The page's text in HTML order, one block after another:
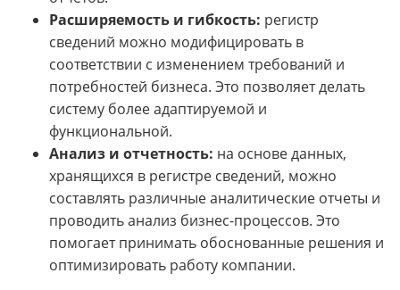
Расширяемость и гибкость: регистр
сведений можно модифицировать в
соответствии с изменением требований и
потребностей бизнеса. Это позволяет делать
систему более адаптируемой и
функциональной.
Анализ и отчетность: на основе данных,
хранящихся в регистре сведений, можно
составлять различные аналитические отчеты и
проводить анализ бизнес-процессов. Это
помогает принимать обоснованные решения и
оптимизировать работу компании.